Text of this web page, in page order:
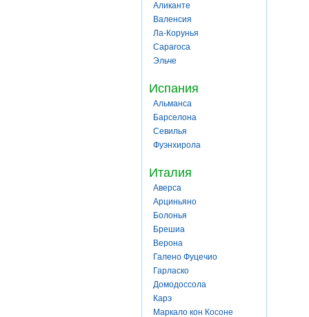
Аликанте
Валенсия
Ла-Корунья
Сарагоса
Эльче
Испания
Альманса
Барселона
Севилья
Фуэнхирола
Италия
Аверса
Арциньяно
Болонья
Брешиа
Верона
Галено Фуцечио
Гарласко
Домодоссола
Карэ
Маркало кон Косоне